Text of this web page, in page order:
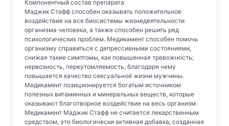
Компонентный состав препарата
Маджик Стафф способен оказывать положительное
воздействие на все биосистемы жизнедеятельности
организма человека, а также способен решить ряд
психологических проблем. Медикамент способен помочь
организму справиться с депрессивными состояниями,
снижая такие симптомы, как повышенная тревожность;
нервозность, переутомляемость, благодаря чему
повышается качество сексуальной жизни мужчины.
Медикамент позиционируется богатым источником
полезных витаминных и минеральных веществ, которые
оказывают благотворное воздействие на весь организм.
Медикамент Маджик Стафф не считается лекарственным
средством, это биологически активная добавка, созданная